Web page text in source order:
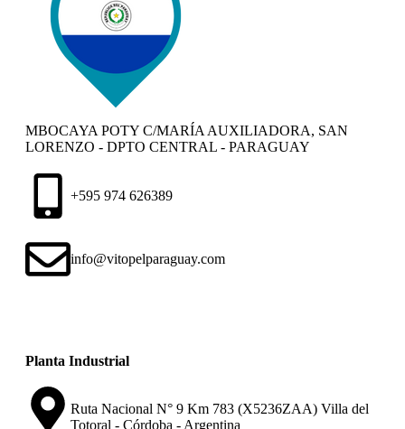
MBOCAYA POTY C/MARÍA AUXILIADORA, SAN
LORENZO - DPTO CENTRAL - PARAGUAY
+595 974 626389
info@vitopelparaguay.com
Planta Industrial
Ruta Nacional N° 9 Km 783 (X5236ZAA) Villa del
Totoral - Córdoba - Argentina